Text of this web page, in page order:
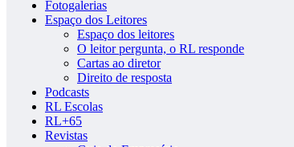
Fotogalerias
Espaço dos Leitores
Espaço dos leitores
O leitor pergunta, o RL responde
Cartas ao diretor
Direito de resposta
Podcasts
RL Escolas
RL+65
Revistas